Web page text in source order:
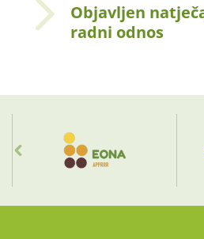
Objavljen
radni odnos